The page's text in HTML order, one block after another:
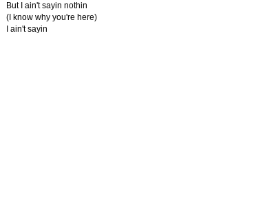
But I ain't sayin nothin
(I know why you're here)
I ain't sayin